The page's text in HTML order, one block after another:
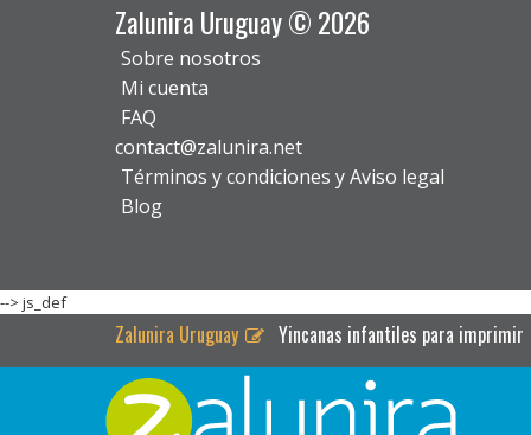
Zalunira Uruguay © 2026
Sobre nosotros
Mi cuenta
FAQ
contact@zalunira.net
Términos y condiciones y Aviso legal
Blog
--> js_def
Zalunira Uruguay Yincanas infantiles para imprimir